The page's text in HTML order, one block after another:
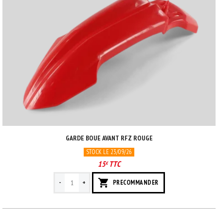
GARDE BOUE AVANT RFZ ROUGE
STOCK LE 23/09/26
15€TTC
- + PRECOMMANDER